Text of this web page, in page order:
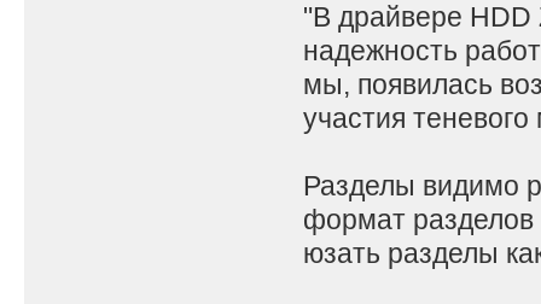
"В драйвере
надежность
мы, появилась
участия
Разделы видимо
формат разделов
юзать разделы